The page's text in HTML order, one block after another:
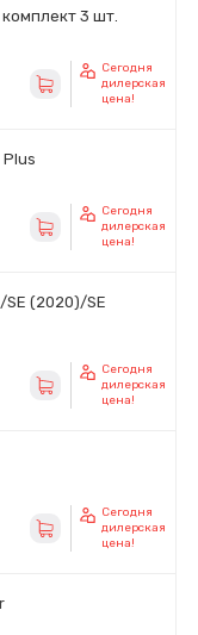
3 шт.
Сегодня
дилерская
цена!
Сегодня
дилерская
цена!
SE (2020)/SE
Сегодня
дилерская
цена!
Сегодня
дилерская
цена!